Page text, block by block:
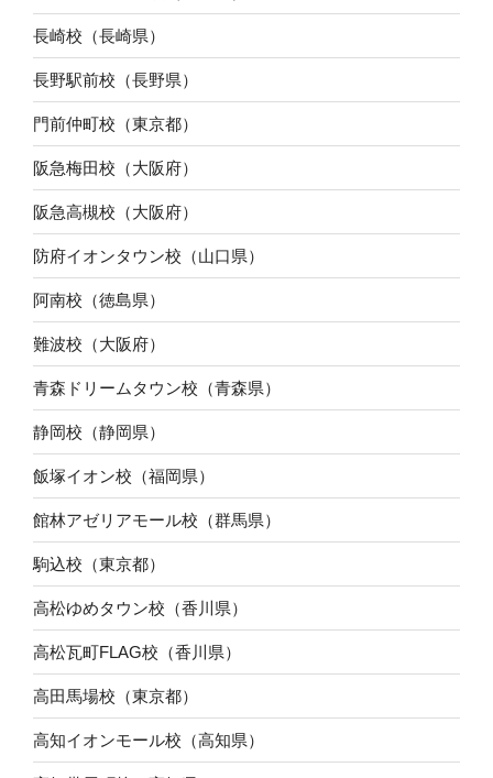
長崎校（長崎県）
長野駅前校（長野県）
門前仲町校（東京都）
阪急梅田校（大阪府）
阪急高槻校（大阪府）
防府イオンタウン校（山口県）
阿南校（徳島県）
難波校（大阪府）
青森ドリームタウン校（青森県）
静岡校（静岡県）
飯塚イオン校（福岡県）
館林アゼリアモール校（群馬県）
駒込校（東京都）
高松ゆめタウン校（香川県）
高松瓦町FLAG校（香川県）
高田馬場校（東京都）
高知イオンモール校（高知県）